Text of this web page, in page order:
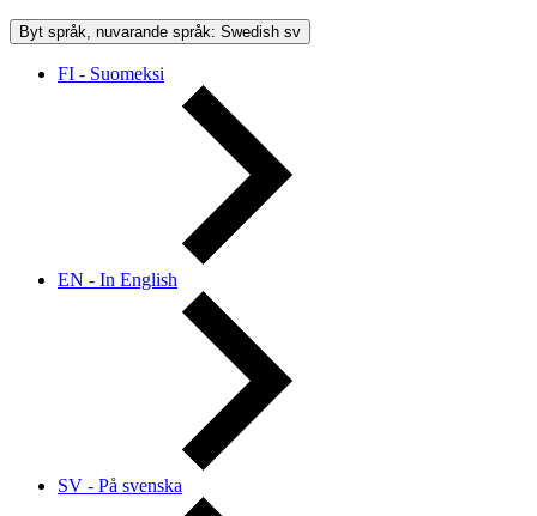
Byt språk, nuvarande språk: Swedish sv
FI - Suomeksi
EN - In English
SV - På svenska